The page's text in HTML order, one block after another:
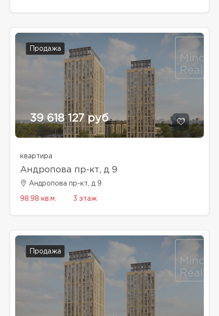
Продажа
39 618 127 руб
квартира
Андропова пр-кт, д 9
Андропова пр-кт, д 9
98.98 кв.м. 3 этаж
Продажа